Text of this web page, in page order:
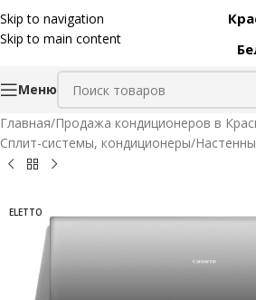
Skip to navigation
Skip to main content
Меню
Главная/Продажа кондиционеров в
Сплит-системы, кондиционеры/
ELETTO